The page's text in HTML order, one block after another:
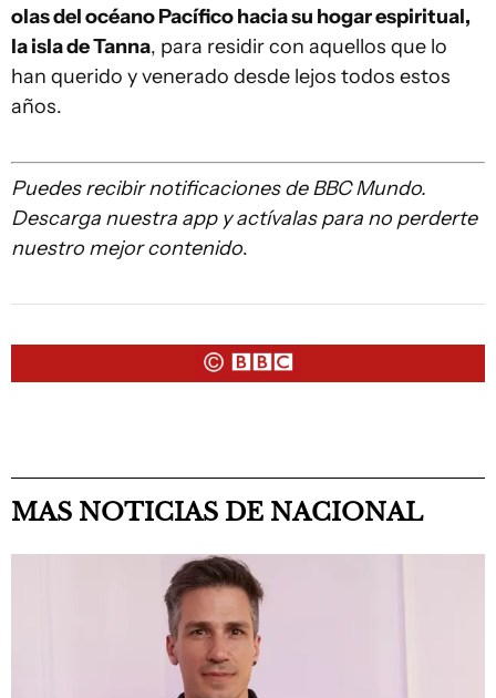
olas delocéano Pacífico hacia su hogar espiritual,
la isla de Tanna, para residir con aquellos que lo
han querido y venerado desde lejos todos estos
años.
Puedes recibir notificaciones de BBC Mundo.
Descarga nuestra app y actívalas para no perderte
nuestro mejor contenido.
MAS NOTICIAS DE NACIONAL